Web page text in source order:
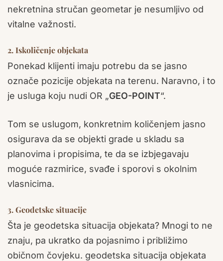
nekretnina stručan geometar je nesumljivo od
vitalne važnosti.
2. Iskoličenje objekata
Ponekad klijenti imaju potrebu da se jasno
označe pozicije objekata na terenu. Naravno, i to
je usluga koju nudi OR „GEO-POINT“.
Tom se uslugom, konkretnim količenjem jasno
osigurava da se objekti grade u skladu sa
planovima i propisima, te da se izbjegavaju
moguće razmirice, svađe i sporovi s okolnim
vlasnicima.
3. Geodetske situacije
Šta je geodetska situacija objekata? Mnogi to ne
znaju, pa ukratko da pojasnimo i približimo
običnom čovjeku. geodetska situacija objekata